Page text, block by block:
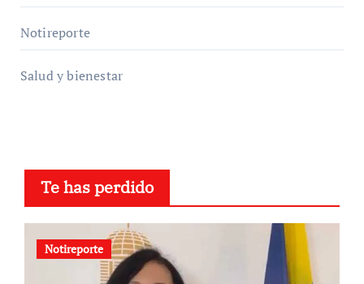
Notireporte
Salud y bienestar
Te has perdido
Notireporte